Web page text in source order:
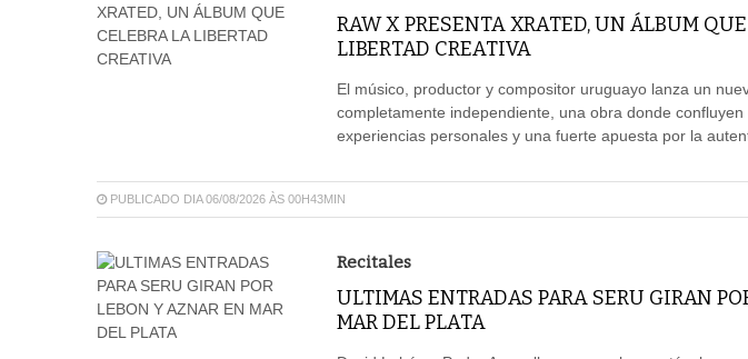
RAW X PRESENTA XRATED, UN ÁLBUM
LIBERTAD CREATIVA
El músico, productor y compositor uruguayo lanza un
completamente independiente, una obra donde confluyen
experiencias personales y una fuerte apuesta por la
PUBLICADO DIA 06/08/2026 ÀS 00H43MIN
Recitales
ULTIMAS ENTRADAS PARA SERU GIRAN
MAR DEL PLATA